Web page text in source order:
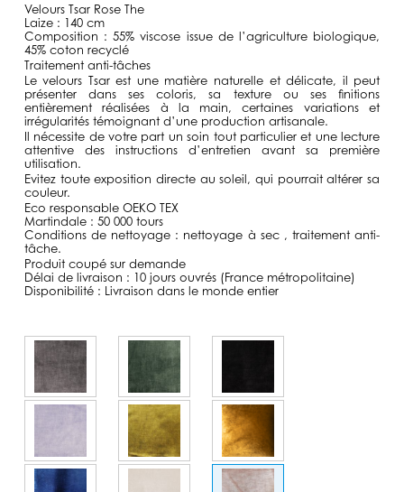
Velours Tsar Rose The
Laize : 140 cm
Composition : 55% viscose issue de l’agriculture biologique,
45% coton recyclé
Traitement anti-tâches
Le velours Tsar est une matière naturelle et délicate, il peut
présenter dans ses coloris, sa texture ou ses finitions
entièrement réalisées à la main, certaines variations et
irrégularités témoignant d’une production artisanale.
Il nécessite de votre part un soin tout particulier et une lecture
attentive des instructions d’entretien avant sa première
utilisation.
Evitez toute exposition directe au soleil, qui pourrait altérer sa
couleur.
Eco responsable OEKO TEX
Martindale : 50 000 tours
Conditions de nettoyage : nettoyage à sec , traitement anti-
tâche.
Produit coupé sur demande
Délai de livraison : 10 jours ouvrés (France métropolitaine)
Disponibilité : Livraison dans le monde entier